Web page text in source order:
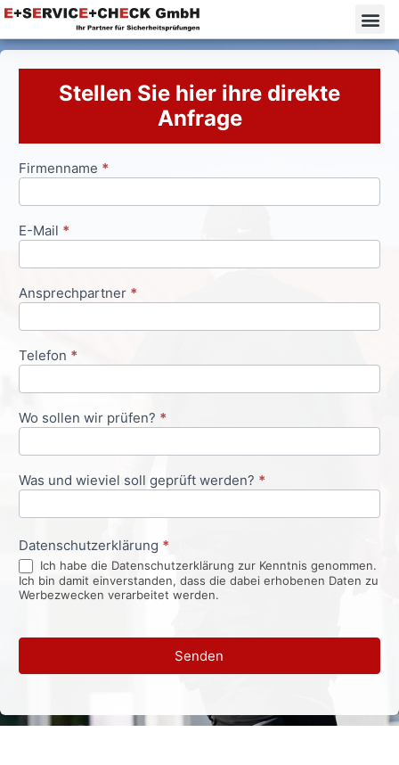
Stellen Sie hier ihre direkte
Anfrage
Anfrageformular
Firmenname *
E-Mail *
Ansprechpartner *
Telefon *
Wo sollen wir prüfen? *
Was und wieviel soll geprüft werden? *
Datenschutzerklärung *
Ich habe die Datenschutzerklärung zur Kenntnis genommen.
Ich bin damit einverstanden, dass die dabei erhobenen Daten zu
Werbezwecken verarbeitet werden.
Senden